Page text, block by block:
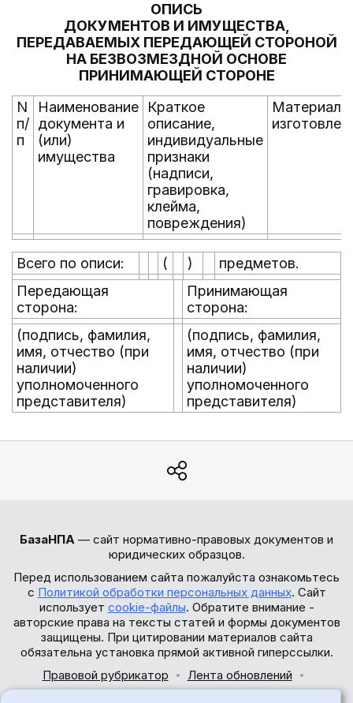
ОПИСЬ
ДОКУМЕНТОВ И ИМУЩЕСТВА,
ПЕРЕДАВАЕМЫХ ПЕРЕДАЮЩЕЙ СТОРОНОЙ
НА БЕЗВОЗМЕЗДНОЙ ОСНОВЕ
ПРИНИМАЮЩЕЙ СТОРОНЕ
N
п/
п
Наименование
документа и
(или)
имущества
Краткое
описание,
индивидуальные
признаки
(надписи,
гравировка,
клейма,
повреждения)
Материал,
Всего по описи: ( )
предметов.
Передающая
сторона:
Принимающая
сторона:
(подпись, фамилия,
имя, отчество (при
наличии)
уполномоченного
представителя)
(подпись, фамилия,
имя, отчество (при
наличии)
уполномоченного
представителя)
БазаНПА — сайт нормативно-правовых документов и
юридических образцов.
Перед использованием сайта пожалуйста ознакомьтесь
с Политикой обработки персональных данных. Сайт
использует cookie-файлы. Обратите внимание -
авторские права на тексты статей и формы документов
защищены. При цитировании материалов сайта
обязательна установка прямой активной гиперссылки.
Правовой рубрикатор
Лента обновлений